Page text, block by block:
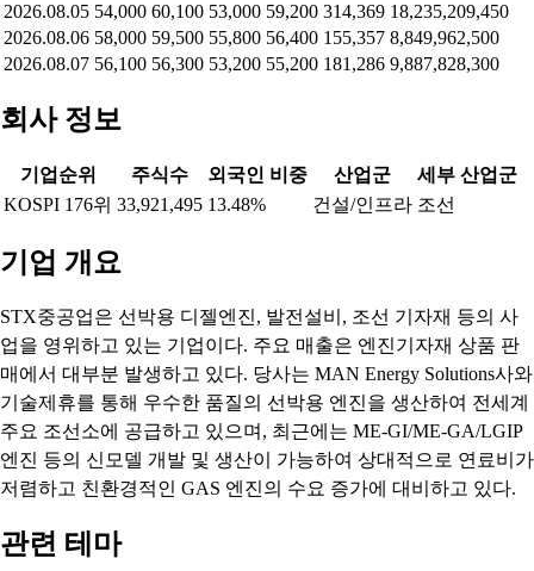
2026.08.05 54,000 60,100 53,000 59,200 314,369 18,235,209,450
2026.08.06 58,000 59,500 55,800 56,400 155,357 8,849,962,500
2026.08.07 56,100 56,300 53,200 55,200 181,286 9,887,828,300
회사 정보
기업순위 주식수 외국인 비중 산업군
세부 산업군
KOSPI 176위 33,921,495 13.48% 건설/인프라 조선
기업 개요
STX중공업은 선박용 디젤엔진, 발전설비, 조선 기자재 등의 사
업을 영위하고 있는 기업이다. 주요 매출은 엔진기자재 상품 판
매에서 대부분 발생하고 있다. 당사는 MAN Energy Solutions사와
기술제휴를 통해 우수한 품질의 선박용 엔진을 생산하여 전세계
주요 조선소에 공급하고 있으며, 최근에는 ME-GI/ME-GA/LGIP
엔진 등의 신모델 개발 및 생산이 가능하여 상대적으로 연료비가
저렴하고 친환경적인 GAS 엔진의 수요 증가에 대비하고 있다.
관련 테마